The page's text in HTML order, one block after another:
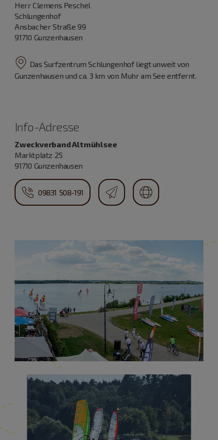
Herr Clemens Peschel
Schlungenhof
Ansbacher Straße 99
91710 Gunzenhausen
Das Surfzentrum Schlungenhof liegt unweit von
Gunzenhausen und ca. 3 km von Muhr am See entfernt.
Info-Adresse
Zweckverband Altmühlsee
Marktplatz 25
91710 Gunzenhausen
09831 508-191